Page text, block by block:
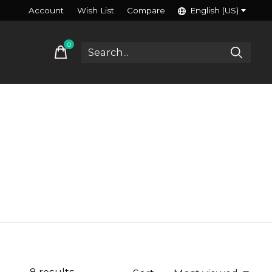
Account Wish List Compare English (US)
0items